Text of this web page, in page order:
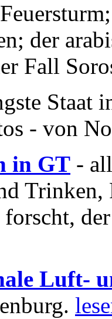
der
Fall
Staat
- von
in GT -
Luft-